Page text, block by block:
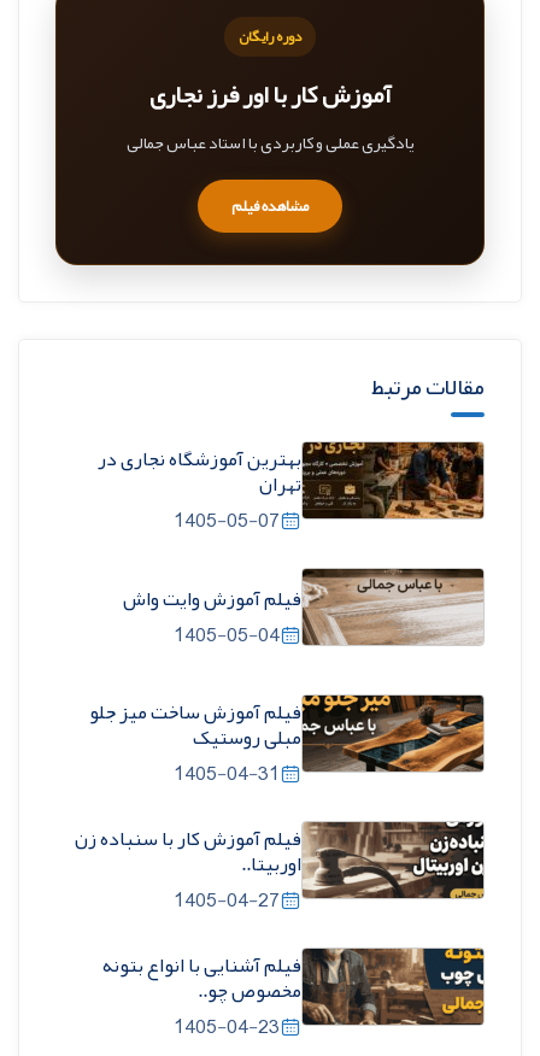
دوره رایگان
آموزش کار با اور فرز نجاری
یادگیری عملی و کاربردی با استاد عباس جمالی
مشاهده فیلم
مقالات مرتبط
بهترین آموزشگاه نجاری در
تهران
1405-05-07
فیلم آموزش وایت واش
1405-05-04
فیلم آموزش ساخت میز جلو
مبلی روستیک
1405-04-31
فیلم آموزش کار با سنباده زن
اوربیتا..
1405-04-27
فیلم آشنایی با انواع بتونه
مخصوص چو..
1405-04-23